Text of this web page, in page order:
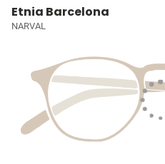
Etnia Barcelona
NARVAL